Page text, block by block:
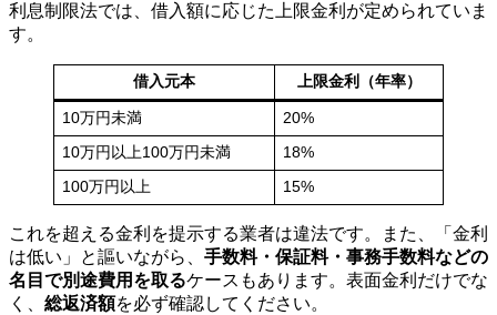
利息制限法では、借入額に応じた上限金利が定められていま
す。
借入元本 上限金利（年率）
10万円未満 20%
10万円以上100万円未満 18%
100万円以上 15%
これを超える金利を提示する業者は違法です。また、「金利
は低い」と謳いながら、 手数料・保証料・事務手数料などの
名目で別途費用を取るケースもあります。表面金利だけでな
く、 総返済額を必ず確認してください。